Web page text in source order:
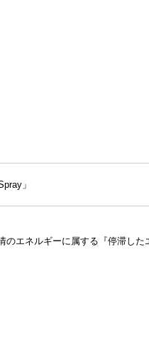
」
のエネルギーに属する『停滞した